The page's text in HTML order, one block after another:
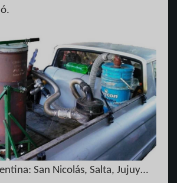
San Nicolás, Salta, Jujuy…